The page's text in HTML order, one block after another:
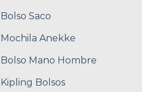
Bolso Saco
Mochila Anekke
Bolso Mano Hombre
Kipling Bolsos